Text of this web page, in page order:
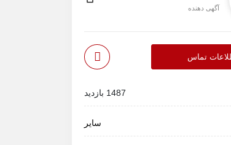
آگهی دهنده
تماس
1487 بازدید
سایر